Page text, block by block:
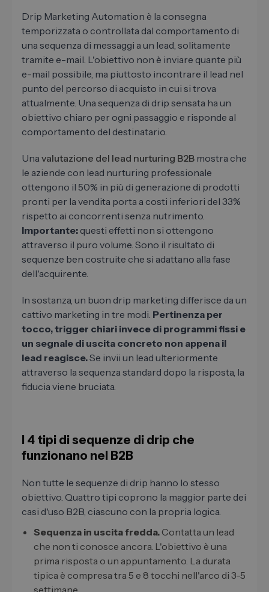
Drip Marketing Automation è la consegna
temporizzata o controllata dal comportamento di
una sequenza di messaggi a un lead, solitamente
tramite e-mail. L'obiettivo non è inviare quante più
e-mail possibile, ma piuttosto incontrare il lead nel
punto del percorso di acquisto in cui si trova
attualmente. Una sequenza di drip sensata ha un
obiettivo chiaro per ogni passaggio e risponde al
comportamento del destinatario.
Una valutazione del lead nurturing B2B mostra che
le aziende con lead nurturing professionale
ottengono il 50% in più di generazione di prodotti
pronti per la vendita porta a costi inferiori del 33%
rispetto ai concorrenti senza nutrimento.
Importante: questi effetti non si ottengono
attraverso il puro volume. Sono il risultato di
sequenze ben costruite che si adattano alla fase
dell'acquirente.
In sostanza, un buon drip marketing differisce da un
cattivo marketing in tre modi. Pertinenza per
tocco, trigger chiari invece di programmi fissi e
un segnale di uscita concreto non appena il
lead reagisce.Se invii un lead ulteriormente
attraverso la sequenza standard dopo la risposta, la
fiducia viene bruciata.
I 4 tipi di sequenze di drip che
funzionano nel B2B
Non tutte le sequenze di drip hanno lo stesso
obiettivo. Quattro tipi coprono la maggior parte dei
casi d'uso B2B, ciascuno con la propria logica.
Sequenza in uscita fredda. Contatta un lead
che non ti conosce ancora. L'obiettivo è una
prima risposta o un appuntamento. La durata
tipica è compresa tra 5 e 8 tocchi nell'arco di 3-5